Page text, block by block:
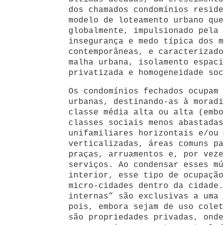
dos chamados condomínios
modelo de loteamento urbano
globalmente, impulsionado pela
insegurança e medo típica dos
contemporâneas, e
malha urbana, isolamento
privatizada e homogeneidade
Os condomínios fechados
urbanas, destinando-as à
classe média alta ou alta
classes sociais menos
unifamiliares horizontais e/ou
verticalizadas, áreas comuns
praças, arruamentos e, por
serviços. Ao condensar esses
interior, esse tipo de
micro-cidades dentro da cidade.
internas” são exclusivas a
pois, embora sejam de uso
são propriedades privadas,